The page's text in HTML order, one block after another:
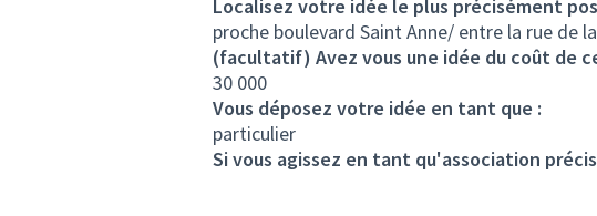
Localisez votre idée le plus précisément
proche boulevard Saint Anne/ entre la rue de
(facultatif) Avez vous une idée du coût de
30 000
Vous déposez votre idée en tant que :
particulier
Si vous agissez en tant qu'association